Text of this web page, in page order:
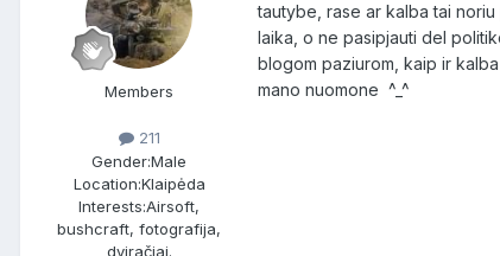
Members
211
Gender:Male
Location:Klaipėda
Interests:Airsoft,
bushcraft, fotografija,
dviračiai.
tautybe, rase ar kalba tai
laika, o ne pasipjauti del
blogom paziurom, kaip ir
mano nuomone ^_^